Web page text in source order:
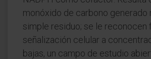
monóxido de carbono generado
simple residuo; se le reconocen
señalización celular a
bajas, un campo de estudio